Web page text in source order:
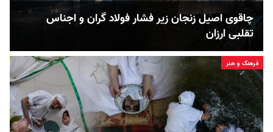
چاقوی اصیل زنجان زیر فشار فولاد گران و اجناس
تقلبی ارزان
فرهنگ و هنر